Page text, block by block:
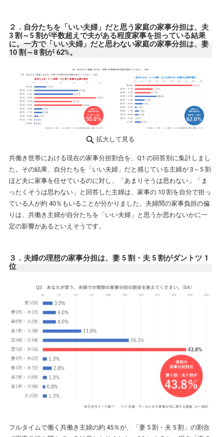
２．自分たちを「いい夫婦」だと思う家庭の家事分担は、夫
3 割～5 割が半数超えで夫がある程度家事を担っている結果
に。一方で「いい夫婦」だと思わない家庭の家事分担は、妻
10 割～8 割が 62%。
拡大して見る
共働き世帯における現在の家事分担割合を、Q1 の回答別に集計しまし
た。その結果、自分たちを「いい夫婦」だと感じている主婦が 3～5 割
ほど夫に家事を任せているのに対し、「あまりそうは思わない」「ま
ったくそうは思わない」と回答した主婦は、家事の 10 割を自分で担っ
ている人が約 40％もいることが分かりました。夫婦間の家事負担の偏
りは、共働き主婦が自分たちを「いい夫婦」と思うか思わないかに一
定の影響があるといえそうです。
３．夫婦の理想の家事分担は、妻 5 割・夫 5 割がダントツ 1
位
フルタイムで働く共働き主婦の約 45％が、「妻 5 割・夫 5 割」の割合